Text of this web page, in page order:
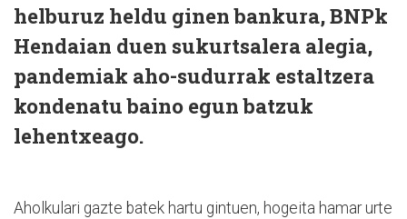
helburuz heldu ginen bankura, BNPk
Hendaian duen sukurtsalera alegia,
pandemiak aho-sudurrak estaltzera
kondenatu baino egun batzuk
lehentxeago.
Aholkulari gazte batek hartu gintuen, hogeita hamar urte